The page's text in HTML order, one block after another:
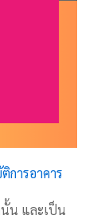
การอาคาร
น และเป็น